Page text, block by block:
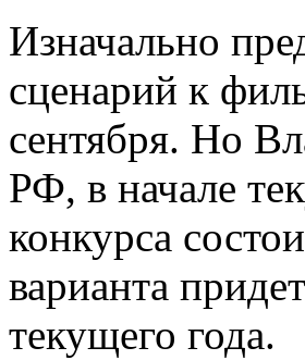
Изначально
сценарий к
сентября. Но
РФ, в начале
конкурса
варианта
текущего года.